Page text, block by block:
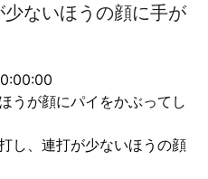
ないほうの顔に手が
うが顔にパイをかぶってし
し、連打が少ないほうの顔